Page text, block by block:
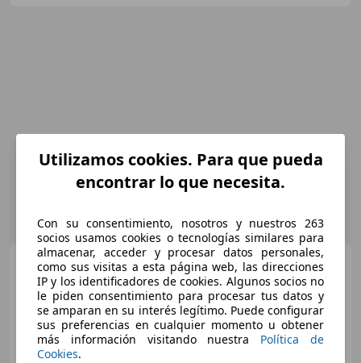
Porsche 911991 Targa 3.0
4S auto - IVA ESPOSTA
€ 114.000 1
Utilizamos cookies. Para que pueda
encontrar lo que necesita.
Con su consentimiento, nosotros y nuestros 263
socios usamos cookies o tecnologías similares para
almacenar, acceder y procesar datos personales,
como sus visitas a esta página web, las direcciones
IP y los identificadores de cookies. Algunos socios no
le piden consentimiento para procesar tus datos y
se amparan en su interés legítimo. Puede configurar
sus preferencias en cualquier momento u obtener
más información visitando nuestra Política de
Cookies.